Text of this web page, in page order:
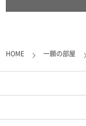
HOME 一願の部屋